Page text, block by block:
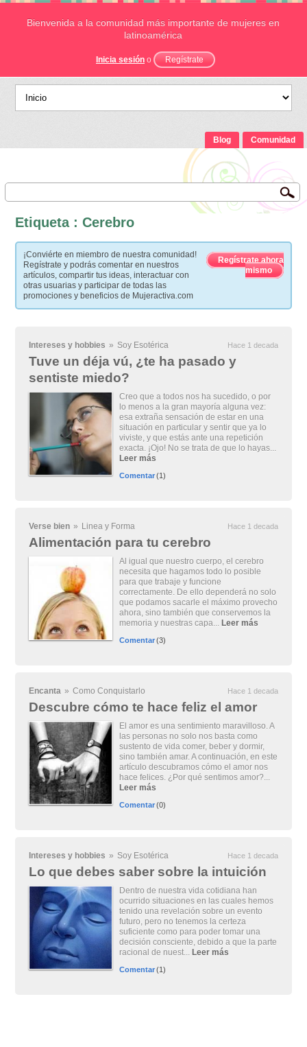
Bienvenida a la comunidad más importante de mujeres en
latinoamérica
Inicia sesión o Regístrate
Blog Comunidad
Etiqueta : Cerebro
¡Conviérte en miembro de nuestra comunidad!
Regístrate y podrás comentar en nuestros
artículos, compartir tus ideas, interactuar con
otras usuarias y participar de todas las
promociones y beneficios de Mujeractiva.com
Regístrate ahora
mismo
Intereses y hobbies » Soy Esotérica Hace 1 decada
Tuve un déja vú, ¿te ha pasado y
sentiste miedo?
Creo que a todos nos ha sucedido, o por
lo menos a la gran mayoría alguna vez:
esa extraña sensación de estar en una
situación en particular y sentir que ya lo
viviste, y que estás ante una repetición
exacta. ¡Ojo! No se trata de que lo hayas...
Leer más
Comentar(1)
Verse bien » Linea y Forma Hace 1 decada
Alimentación para tu cerebro
Al igual que nuestro cuerpo, el cerebro
necesita que hagamos todo lo posible
para que trabaje y funcione
correctamente. De ello dependerá no solo
que podamos sacarle el máximo provecho
ahora, sino también que conservemos la
memoria y nuestras capa... Leer más
Comentar(3)
Encanta » Como Conquistarlo Hace 1 decada
Descubre cómo te hace feliz el amor
El amor es una sentimiento maravilloso. A
las personas no solo nos basta como
sustento de vida comer, beber y dormir,
sino también amar. A continuación, en este
artículo descubramos cómo el amor nos
hace felices. ¿Por qué sentimos amor?...
Leer más
Comentar(0)
Intereses y hobbies » Soy Esotérica Hace 1 decada
Lo que debes saber sobre la intuición
Dentro de nuestra vida cotidiana han
ocurrido situaciones en las cuales hemos
tenido una revelación sobre un evento
futuro, pero no tenemos la certeza
suficiente como para poder tomar una
decisión consciente, debido a que la parte
racional de nuest... Leer más
Comentar(1)